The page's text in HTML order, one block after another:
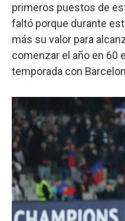
primeros puestos de
faltó porque durante
más su valor para
comenzar el año en 60
temporada con